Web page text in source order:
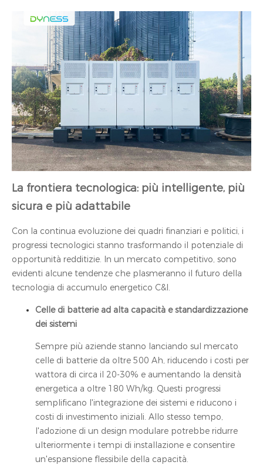
La frontiera tecnologica: più intelligente, più
sicura e più adattabile
Con la continua evoluzione dei quadri finanziari e politici, i
progressi tecnologici stanno trasformando il potenziale di
opportunità redditizie. In un mercato competitivo, sono
evidenti alcune tendenze che plasmeranno il futuro della
tecnologia di accumulo energetico C&I.
Celle di batterie ad alta capacità e standardizzazione
dei sistemi
Sempre più aziende stanno lanciando sul mercato
celle di batterie da oltre 500 Ah, riducendo i costi per
wattora di circa il 20-30% e aumentando la densità
energetica a oltre 180 Wh/kg. Questi progressi
semplificano l'integrazione dei sistemi e riducono i
costi di investimento iniziali. Allo stesso tempo,
l'adozione di un design modulare potrebbe ridurre
ulteriormente i tempi di installazione e consentire
un'espansione flessibile della capacità.